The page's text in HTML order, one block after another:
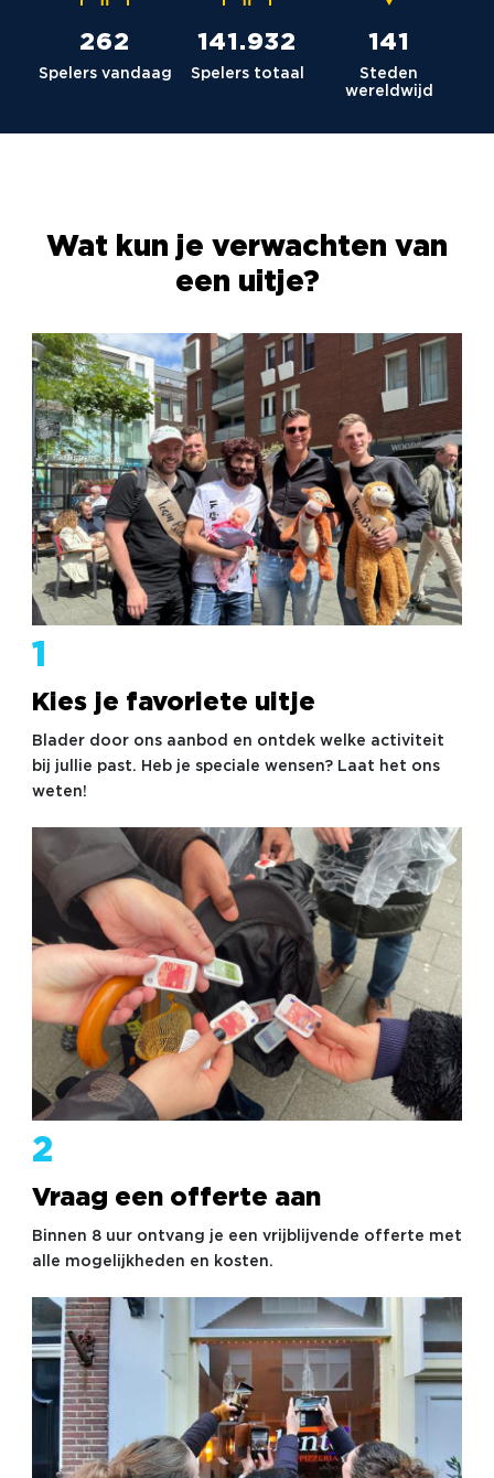
264
Spelers vandaag
142.980
Spelers totaal
142
Steden
wereldwijd
Wat kun je verwachten van
een uitje?
1
Kies je favoriete uitje
Blader door ons aanbod en ontdek welke activiteit
bij jullie past. Heb je speciale wensen? Laat het ons
weten!
2
Vraag een offerte aan
Binnen 8 uur ontvang je een vrijblijvende offerte met
alle mogelijkheden en kosten.